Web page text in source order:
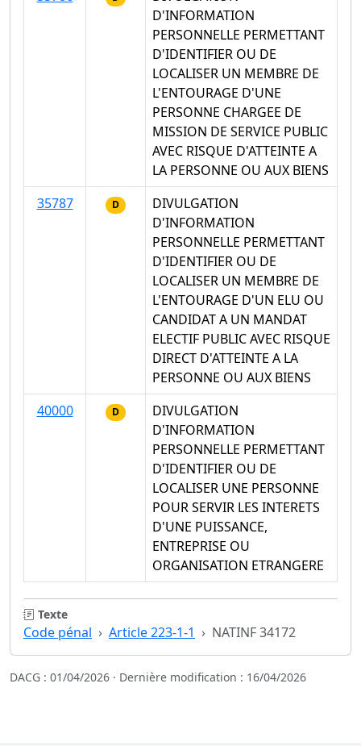
D'INFORMATION
PERSONNELLE PERMETTANT
D'IDENTIFIER OU DE
LOCALISER UN MEMBRE DE
L'ENTOURAGE D'UNE
PERSONNE CHARGEE DE
MISSION DE SERVICE PUBLIC
AVEC RISQUE D'ATTEINTE A
LA PERSONNE OU AUX BIENS
35787
D
DIVULGATION
D'INFORMATION
PERSONNELLE PERMETTANT
D'IDENTIFIER OU DE
LOCALISER UN MEMBRE DE
L'ENTOURAGE D'UN ELU OU
CANDIDAT A UN MANDAT
ELECTIF PUBLIC AVEC RISQUE
DIRECT D'ATTEINTE A LA
PERSONNE OU AUX BIENS
40000
D
DIVULGATION
D'INFORMATION
PERSONNELLE PERMETTANT
D'IDENTIFIER OU DE
LOCALISER UNE PERSONNE
POUR SERVIR LES INTERETS
D'UNE PUISSANCE,
ENTREPRISE OU
ORGANISATION ETRANGERE
Texte
Code pénal Article 223-1-1 NATINF 34172
DACG : 01/04/2026 · Dernière modification : 16/04/2026